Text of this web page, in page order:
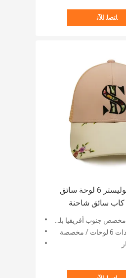
ﺎﺘﺼﻟ ﺍﻶﻧ
دائم 100 ٪ البوليستر 6 لوحة سائق
كاب سائق شاحنة
سائق شاحنة قبعة 6 لوحة التطريز شعار الطباعة العلوي قبعات سائقي ا